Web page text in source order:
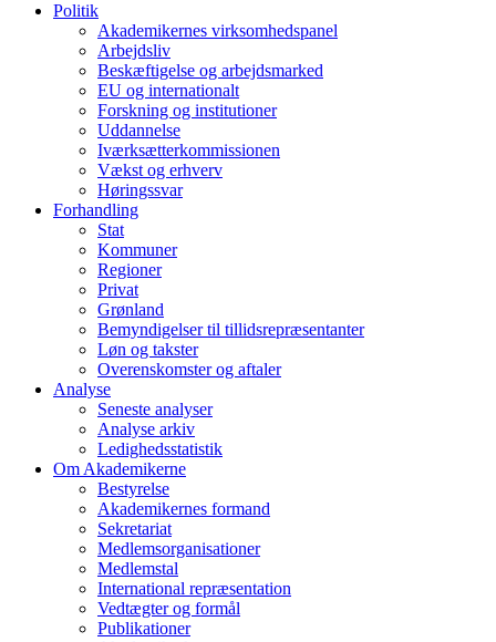
Politik
Akademikernes virksomhedspanel
Arbejdsliv
Beskæftigelse og arbejdsmarked
EU og internationalt
Forskning og institutioner
Uddannelse
Iværksætterkommissionen
Vækst og erhverv
Høringssvar
Forhandling
Stat
Kommuner
Regioner
Privat
Grønland
Bemyndigelser til tillidsrepræsentanter
Løn og takster
Overenskomster og aftaler
Analyse
Seneste analyser
Analyse arkiv
Ledighedsstatistik
Om Akademikerne
Bestyrelse
Akademikernes formand
Sekretariat
Medlemsorganisationer
Medlemstal
International repræsentation
Vedtægter og formål
Publikationer